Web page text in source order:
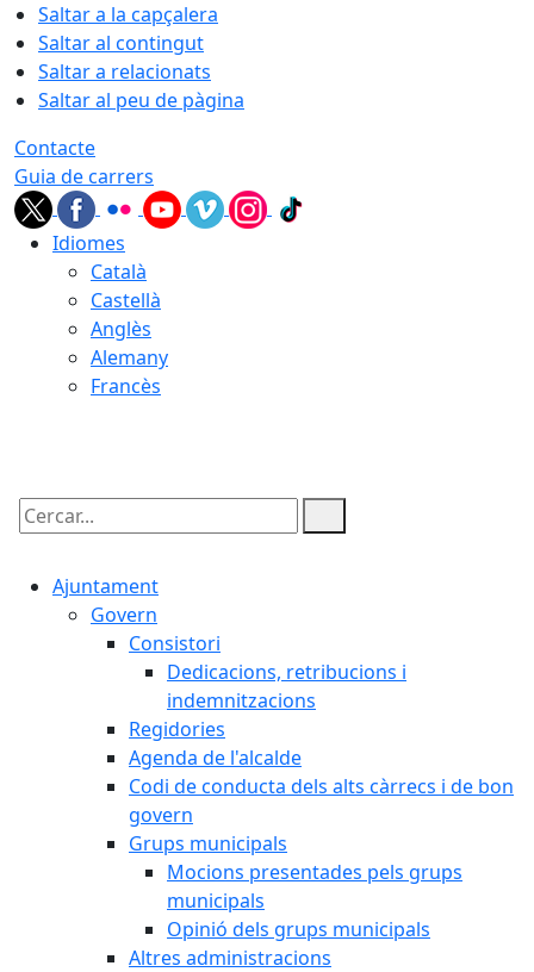
Saltar a la capçalera
Saltar al contingut
Saltar a relacionats
Saltar al peu de pàgina
Contacte
Guia de carrers
Idiomes
Català
Castellà
Anglès
Alemany
Francès
Cercar:
Ajuntament
Govern
Consistori
Dedicacions, retribucions i
indemnitzacions
Regidories
Agenda de l'alcalde
Codi de conducta dels alts càrrecs i de bon
govern
Grups municipals
Mocions presentades pels grups
municipals
Opinió dels grups municipals
Altres administracions